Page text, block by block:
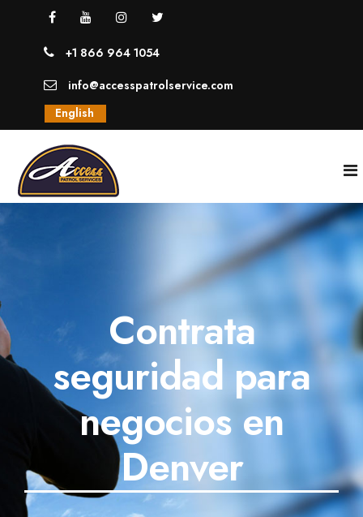
+1 866 964 1054
info@accesspatrolservice.com
English
GUARDIAS UNIFORMADOS
SECTORES
TRABAJOS
BLOG
Contrata
seguridad para
negocios en
Denver